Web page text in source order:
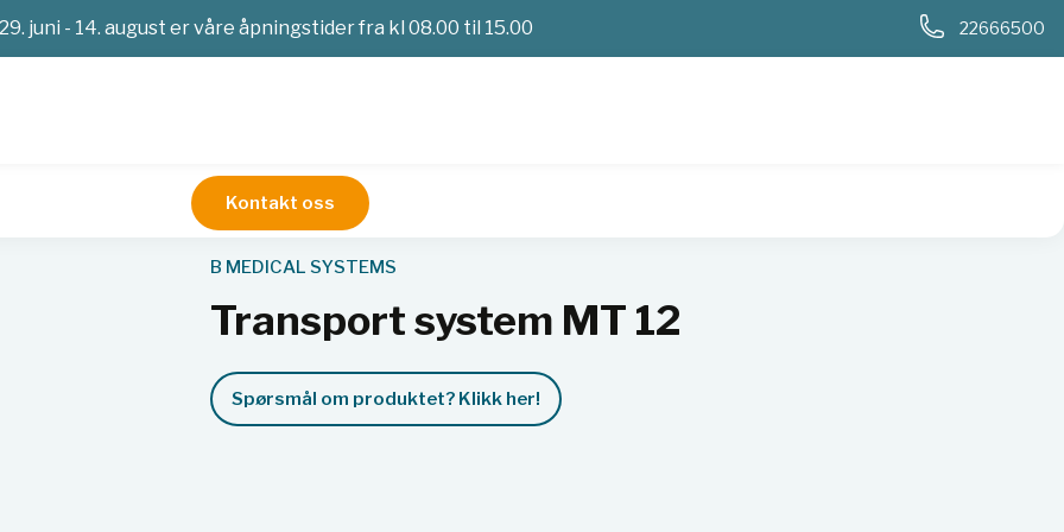
29. juni - 14. august er våre åpningstider fra kl 08.00 til 15.00 22666500
Kontakt oss
Transport system MT 12
B MEDICAL SYSTEMS
Transport system MT 12
Spørsmål om produktet? Klikk her!